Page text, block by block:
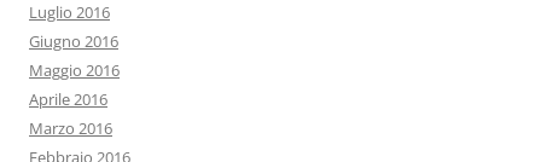
Luglio 2016
Giugno 2016
Maggio 2016
Aprile 2016
Marzo 2016